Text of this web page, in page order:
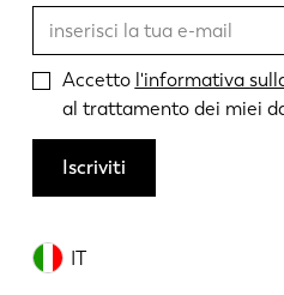
IT
Accetto l'informativa
al trattamento dei miei
Iscriviti